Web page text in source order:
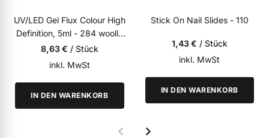
Gel Polish anzeigen
Acryl anzeigen
UV/LED
UV/LED Gel Flux Colour High
Definition, 5ml - 284 woolly
pink
8,63 € / Stück
inkl. MwSt
IN DEN WARENKORB
Stick On Nail Slides - 110
1,43 € / Stück
inkl. MwSt
IN DEN WARENKORB